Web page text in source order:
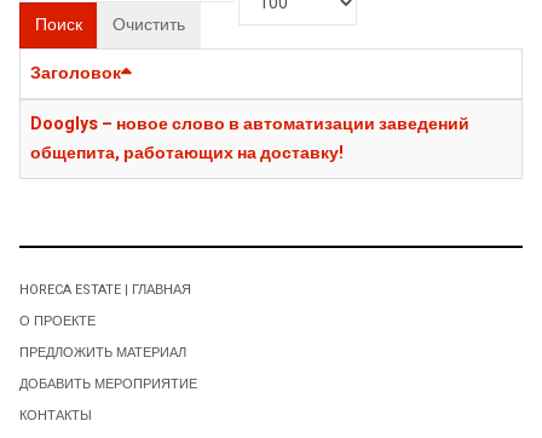
Поиск Очистить
Заголовок
Dooglys – новое слово в автоматизации заведений
общепита, работающих на доставку!
HORECA ESTATE | ГЛАВНАЯ
О ПРОЕКТЕ
ПРЕДЛОЖИТЬ МАТЕРИАЛ
ДОБАВИТЬ МЕРОПРИЯТИЕ
КОНТАКТЫ